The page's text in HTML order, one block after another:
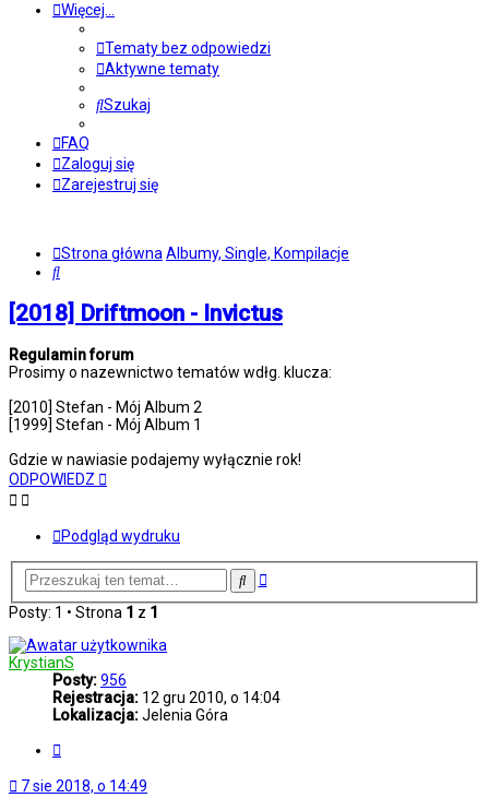
Więcej…
Tematy bez odpowiedzi
Aktywne tematy
Szukaj
FAQ
Zaloguj się
Zarejestruj się
Strona główna Albumy, Single, Kompilacje
Szukaj
[2018] Driftmoon - Invictus
Regulamin forum
Prosimy o nazewnictwo tematów wdłg. klucza:
[2010] Stefan - Mój Album 2
[1999] Stefan - Mój Album 1
Gdzie w nawiasie podajemy wyłącznie rok!
ODPOWIEDZ
Podgląd wydruku
SzukajWyszukiwanie
Posty: 1 • Strona 1 z 1
KrystianS
Posty:956
Rejestracja: 12 gru 2010, o 14:04
Lokalizacja:Jelenia Góra
7 sie 2018, o 14:49